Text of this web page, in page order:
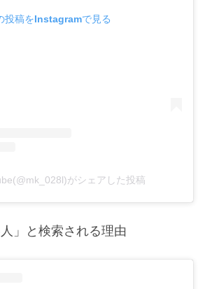
投稿をInstagramで見る
がシェアした投稿
人」と検索される理由